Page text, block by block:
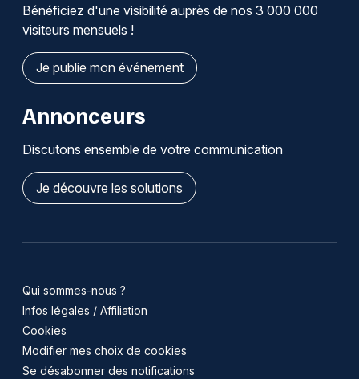
Bénéficiez d'une visibilité auprès de nos 3 000 000
visiteurs mensuels !
Je publie mon événement
Annonceurs
Discutons ensemble de votre communication
Je découvre les solutions
Qui sommes-nous ?
Infos légales / Affiliation
Cookies
Modifier mes choix de cookies
Se désabonner des notifications